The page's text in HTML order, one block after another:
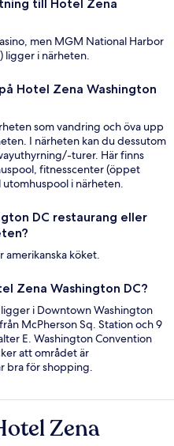
till Hotel Zena
men MGM National Harbor
ligger i närheten.
Hotel Zena Washington
som vandring och öva upp
I närheten kan du dessutom
turer. Här finns
fitnesscenter (öppet
i närheten.
DC restaurang eller
amerikanska köket.
Zena Washington DC?
i Downtown Washington
McPherson Sq. Station och 9
E. Washington Convention
att området är
bra för shopping.
Zena